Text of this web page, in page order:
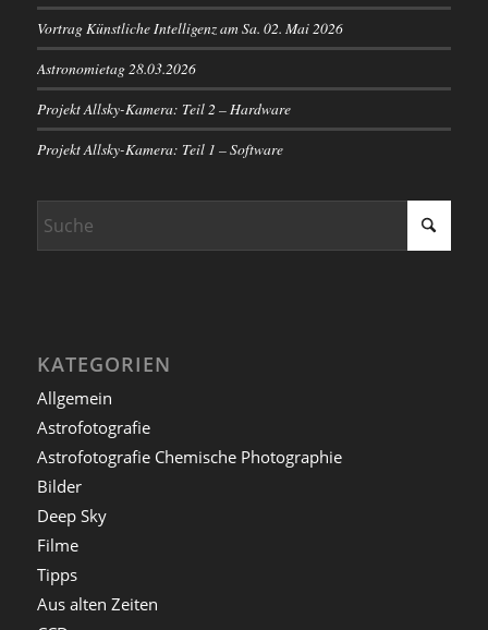
Vortrag Künstliche Intelligenz am Sa. 02. Mai 2026
Astronomietag 28.03.2026
Projekt Allsky-Kamera: Teil 2 – Hardware
Projekt Allsky-Kamera: Teil 1 – Software
KATEGORIEN
Allgemein
Astrofotografie
Astrofotografie Chemische Photographie
Bilder
Deep Sky
Filme
Tipps
Aus alten Zeiten